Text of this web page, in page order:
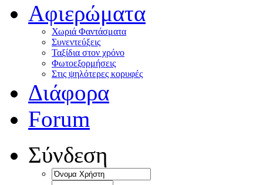
Αφιερώματα
Χωριά Φαντάσματα
Συνεντεύξεις
Ταξίδια στον χρόνο
Φωτοεξορμήσεις
Στις ψηλότερες κορυφές
Διάφορα
Forum
Σύνδεση